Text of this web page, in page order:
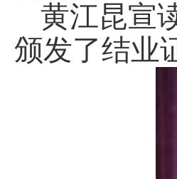
黄江昆宣
颁发了结业